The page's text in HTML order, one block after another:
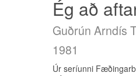
Ég að
Guðrún Arndís
1981
Úr seríunni
Guðrún Arndís
1981
Verkið um
stærðirnar
Owned by:
Other